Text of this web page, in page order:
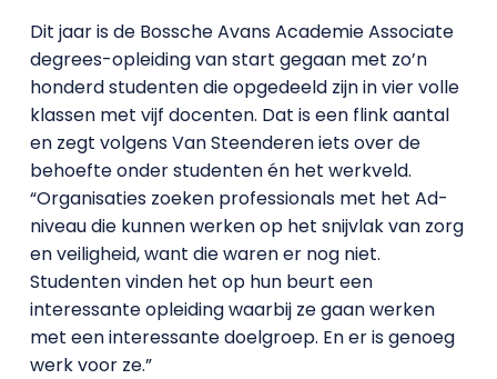
Dit jaar is de Bossche Avans Academie Associate
degrees-opleiding van start gegaan met zo’n
honderd studenten die opgedeeld zijn in vier volle
klassen met vijf docenten. Dat is een flink aantal
en zegt volgens Van Steenderen iets over de
behoefte onder studenten én het werkveld.
“Organisaties zoeken professionals met het Ad-
niveau die kunnen werken op het snijvlak van zorg
en veiligheid, want die waren er nog niet.
Studenten vinden het op hun beurt een
interessante opleiding waarbij ze gaan werken
met een interessante doelgroep. En er is genoeg
werk voor ze.”